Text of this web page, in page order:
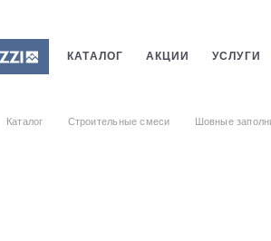
КАТАЛОГ АКЦИИ УСЛУГИ
Каталог Строительные смеси Шовные